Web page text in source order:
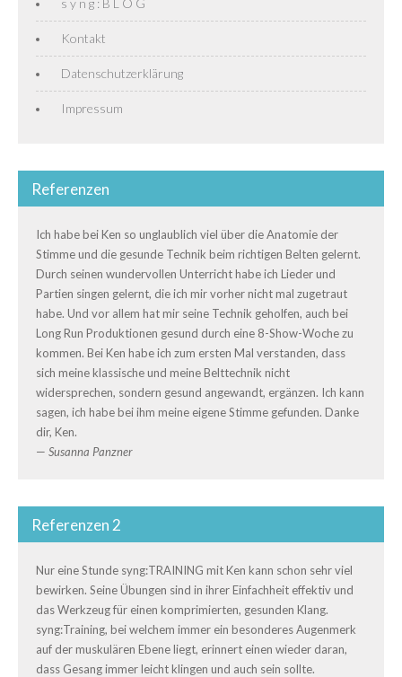
s y n g : B L O G
Kontakt
Datenschutzerklärung
Impressum
Referenzen
Ich habe bei Ken so unglaublich viel über die Anatomie der
Stimme und die gesunde Technik beim richtigen Belten gelernt.
Durch seinen wundervollen Unterricht habe ich Lieder und
Partien singen gelernt, die ich mir vorher nicht mal zugetraut
habe. Und vor allem hat mir seine Technik geholfen, auch bei
Long Run Produktionen gesund durch eine 8-Show-Woche zu
kommen. Bei Ken habe ich zum ersten Mal verstanden, dass
sich meine klassische und meine Belttechnik nicht
widersprechen, sondern gesund angewandt, ergänzen. Ich kann
sagen, ich habe bei ihm meine eigene Stimme gefunden. Danke
dir, Ken.
— Susanna Panzner
Referenzen 2
Nur eine Stunde syng:TRAINING mit Ken kann schon sehr viel
bewirken. Seine Übungen sind in ihrer Einfachheit effektiv und
das Werkzeug für einen komprimierten, gesunden Klang.
syng:Training, bei welchem immer ein besonderes Augenmerk
auf der muskulären Ebene liegt, erinnert einen wieder daran,
dass Gesang immer leicht klingen und auch sein sollte.